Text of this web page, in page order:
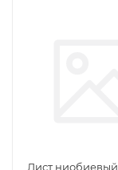
Лист ниобиевый